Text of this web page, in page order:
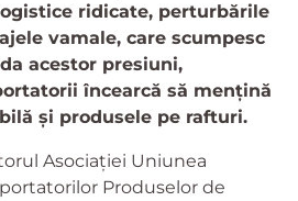
ridicate, perturbările
vamale, care scumpesc
acestor presiuni,
încearcă să mențină
și produsele pe rafturi.
Asociației Uniunea
Produselor de